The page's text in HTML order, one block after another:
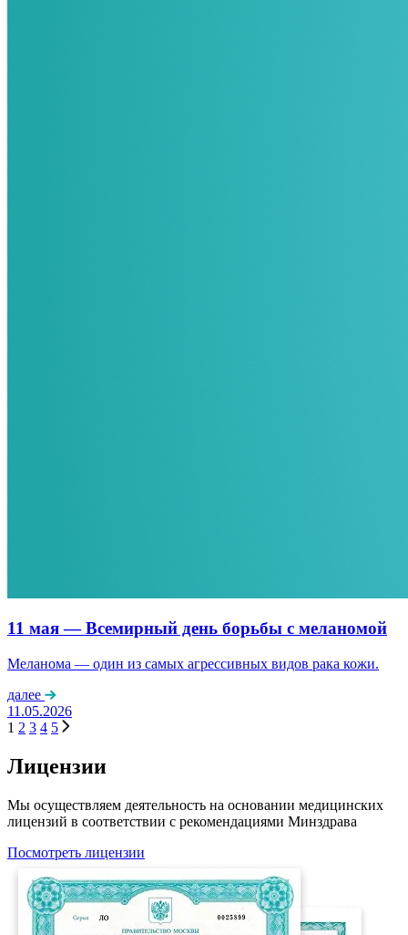
11 мая — Всемирный день борьбы с меланомой
Меланома — один из самых агрессивных видов рака кожи.
далее
11.05.2026
1 2 3 4 5
Лицензии
Мы осуществляем деятельность на основании медицинских
лицензий в соответствии с рекомендациями Минздрава
Посмотреть лицензии